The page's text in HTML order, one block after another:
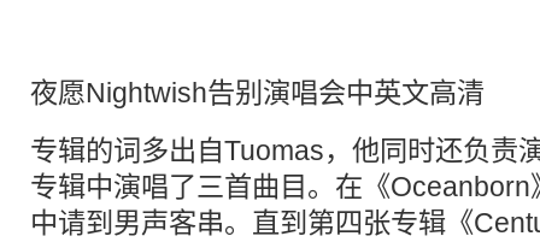
夜愿Nightwish告别演唱会中英文高清
专辑的词多出自Tuomas，他同时还负责
专辑中演唱了三首曲目。在《
中请到男声客串。直到第四张专辑《